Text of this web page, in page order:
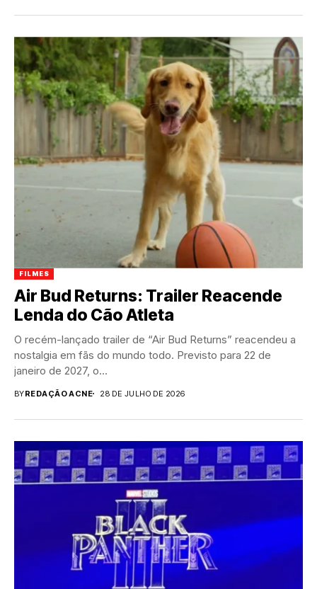
FILMES
Air Bud Returns: Trailer Reacende
Lenda do Cão Atleta
O recém-lançado trailer de “Air Bud Returns” reacendeu a
nostalgia em fãs do mundo todo. Previsto para 22 de
janeiro de 2027, o...
BYREDAÇÃO ACNE 28 DE JULHO DE 2026